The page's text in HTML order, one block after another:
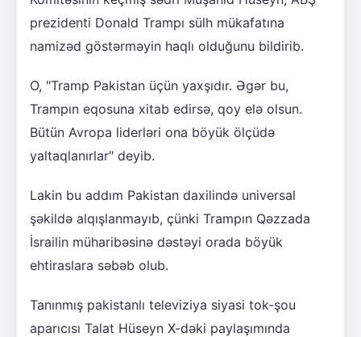
prezidenti Donald Trampı sülh mükafatına
namizəd göstərməyin haqlı olduğunu bildirib.
O, "Tramp Pakistan üçün yaxşıdır. Əgər bu,
Trampın eqosuna xitab edirsə, qoy elə olsun.
Bütün Avropa liderləri ona böyük ölçüdə
yaltaqlanırlar" deyib.
Lakin bu addım Pakistan daxilində universal
şəkildə alqışlanmayıb, çünki Trampın Qəzzada
İsrailin müharibəsinə dəstəyi orada böyük
ehtiraslara səbəb olub.
Tanınmış pakistanlı televiziya siyasi tok-şou
aparıcısı Talat Hüseyn X-dəki paylaşımında